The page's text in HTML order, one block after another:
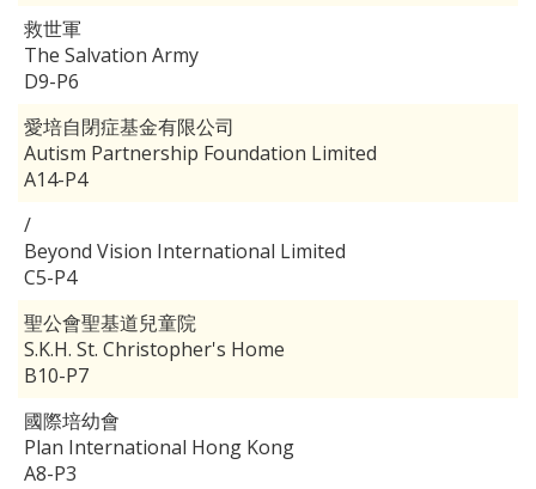
救世軍
The Salvation Army
D9-P6
愛培自閉症基金有限公司
Autism Partnership Foundation Limited
A14-P4
/
Beyond Vision International Limited
C5-P4
聖公會聖基道兒童院
S.K.H. St. Christopher's Home
B10-P7
國際培幼會
Plan International Hong Kong
A8-P3